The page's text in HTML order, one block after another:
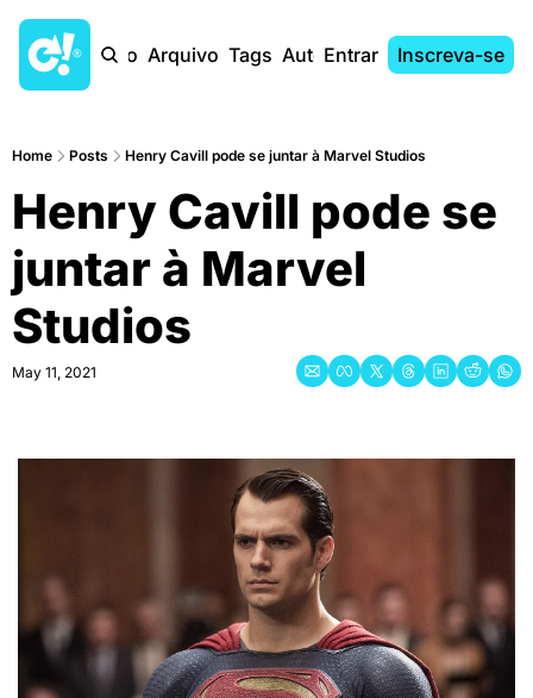
Início Arquivo Tags AutoresEntrar Inscreva-se
Home Posts Henry Cavill pode se juntar à Marvel Studios
Henry Cavill pode se
juntar à Marvel
Studios
May 11, 2021